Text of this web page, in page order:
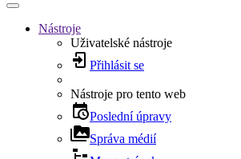
Nástroje
Uživatelské nástroje
Přihlásit se
Nástroje pro tento web
Poslední úpravy
Správa médií